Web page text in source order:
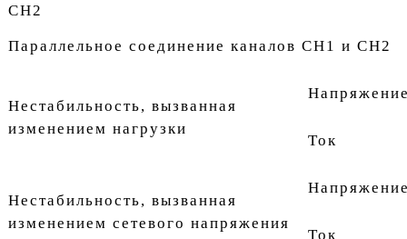
CH2
Параллельное соединение каналов CH1 и CH2
Нестабильность, вызванная
изменением нагрузки
Ток
Нестабильность, вызванная
изменением сетевого напряжения
Ток